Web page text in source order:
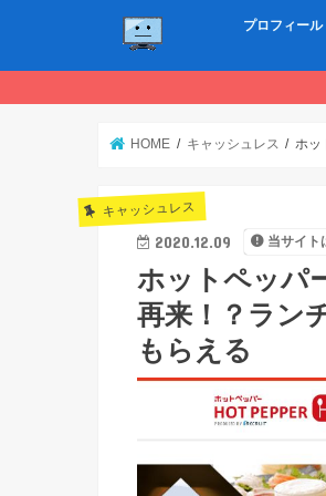
プロフィール
HOME キャッシュレス ホッ
キャッシュレス
2020.12.09 当サイト
ホットペッパ
再来！？ラン
もらえる